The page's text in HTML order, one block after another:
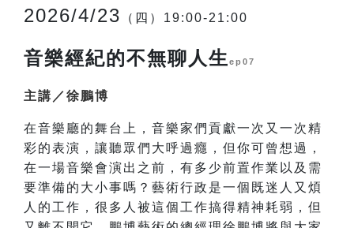
2026/4/23 （四）19:00-21:00
音樂經紀的不無聊人生 ep07
主講／徐鵬博
在音樂廳的舞台上，音樂家們貢獻一次又一次精
彩的表演，讓聽眾們大呼過癮，但你可曾想過，
在一場音樂會演出之前，有多少前置作業以及需
要準備的大小事嗎？藝術行政是一個既迷人又煩
人的工作，很多人被這個工作搞得精神耗弱，但